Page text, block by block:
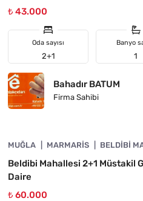
₺ 43.000
Oda sayısı
2+1
Banyo
1
Bahadır BATUM
Firma Sahibi
ÖNE ÇIKAN
MUĞLA MARMARIS BELDIBI
Beldibi Mahallesi 2+1 Müstakil
Daire
₺ 60.000